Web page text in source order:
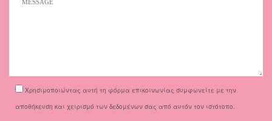
Χρησιμοποιώντας αυτή τη φόρμα επικοινωνίας συμφωνείτε με την
αποθήκευση και χειρισμό των δεδομένων σας από αυτόν τον ιστότοπο.